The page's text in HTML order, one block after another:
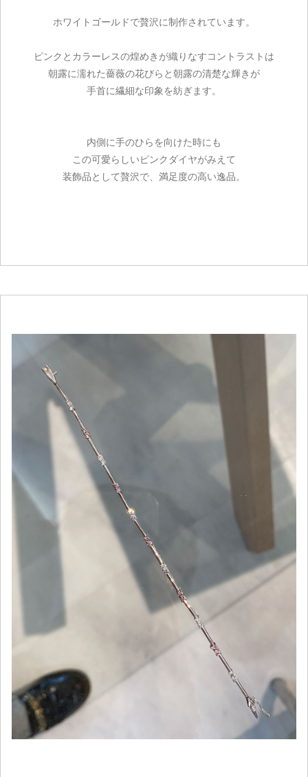
ホワイトゴールドで贅沢に制作されています。
ピンクとカラーレスの煌めきが織りなすコントラストは
朝露に濡れた薔薇の花びらと朝露の清楚な輝きが
手首に繊細な印象を紡ぎます。
内側に手のひらを向けた時にも
この可愛らしいピンクダイヤがみえて
装飾品として贅沢で、満足度の高い逸品。